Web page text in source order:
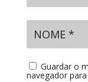
Guardar o
navegador